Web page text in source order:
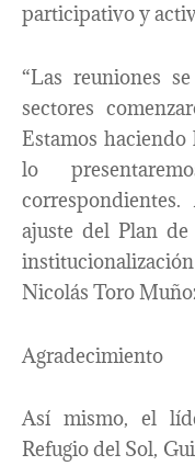
participativo y
“Las reuniones
sectores
Estamos
lo
ajuste del Plan
Nicolás Toro
Agradecimiento
Así mismo, el
Refugio del Sol,